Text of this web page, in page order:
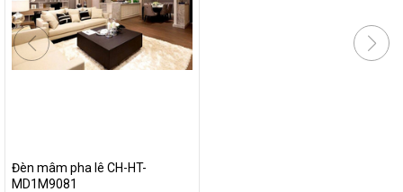
Đèn mâm pha lê CH-HT-
MD1M9081